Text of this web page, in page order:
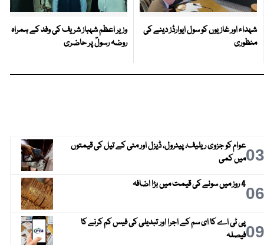
شہداء اور غازیوں کو سول ایوارڈز دینے کی
منظوری
وزیر اعظم شہباز شریف کی وفد کے ہمراہ
روضہ رسولؐ پر حاضری
03عوام کو جزوی ریلیف، پیٹرول، ڈیزل اور مٹی کے تیل کی قیمتوں
میں کمی
064 روز میں سونے کی قیمت میں بڑا اضافہ
09پی ٹی اے کا ای سم کے اجرا اور تبدیلی کی فیس کم کرنے کا
فیصلہ